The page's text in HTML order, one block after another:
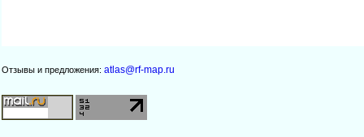
Отзывы и предложения: atlas@rf-map.ru